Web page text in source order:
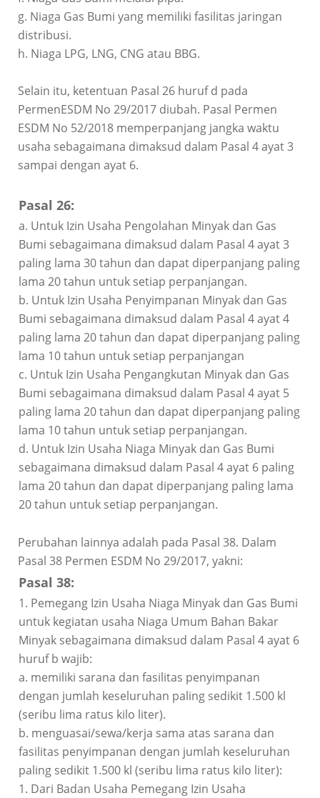
g. Niaga Gas Bumi yang memiliki fasilitas jaringan
distribusi.
h. Niaga LPG, LNG, CNG atau BBG.
Selain itu, ketentuan Pasal 26 huruf d pada
PermenESDM No 29/2017 diubah. Pasal Permen
ESDM No 52/2018 memperpanjang jangka waktu
usaha sebagaimana dimaksud dalam Pasal 4 ayat 3
sampai dengan ayat 6.
Pasal 26:
a. Untuk Izin Usaha Pengolahan Minyak dan Gas
Bumi sebagaimana dimaksud dalam Pasal 4 ayat 3
paling lama 30 tahun dan dapat diperpanjang paling
lama 20 tahun untuk setiap perpanjangan.
b. Untuk Izin Usaha Penyimpanan Minyak dan Gas
Bumi sebagaimana dimaksud dalam Pasal 4 ayat 4
paling lama 20 tahun dan dapat diperpanjang paling
lama 10 tahun untuk setiap perpanjangan
c. Untuk Izin Usaha Pengangkutan Minyak dan Gas
Bumi sebagaimana dimaksud dalam Pasal 4 ayat 5
paling lama 20 tahun dan dapat diperpanjang paling
lama 10 tahun untuk setiap perpanjangan.
d. Untuk Izin Usaha Niaga Minyak dan Gas Bumi
sebagaimana dimaksud dalam Pasal 4 ayat 6 paling
lama 20 tahun dan dapat diperpanjang paling lama
20 tahun untuk setiap perpanjangan.
Perubahan lainnya adalah pada Pasal 38. Dalam
Pasal 38 Permen ESDM No 29/2017, yakni:
Pasal 38:
1. Pemegang Izin Usaha Niaga Minyak dan Gas Bumi
untuk kegiatan usaha Niaga Umum Bahan Bakar
Minyak sebagaimana dimaksud dalam Pasal 4 ayat 6
huruf b wajib:
a. memiliki sarana dan fasilitas penyimpanan
dengan jumlah keseluruhan paling sedikit 1.500 kl
(seribu lima ratus kilo liter).
b. menguasai/sewa/kerja sama atas sarana dan
fasilitas penyimpanan dengan jumlah keseluruhan
paling sedikit 1.500 kl (seribu lima ratus kilo liter):
1. Dari Badan Usaha Pemegang Izin Usaha